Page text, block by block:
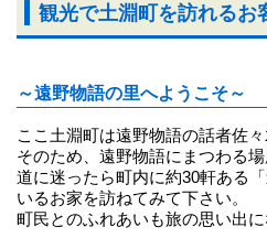
観光で土淵町を訪れるお
～遠野物語の里へようこそ～
ここ土淵町は遠野物語の話者佐
そのため、遠野物語にまつわる場
道に迷ったら町内に約30軒ある
いるお家を訪ねてみて下さい。
町民とのふれあいも旅の思い出に